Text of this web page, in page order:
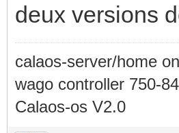
deux versions
calaos-server/home
wago controller 750-
Calaos-os V2.0